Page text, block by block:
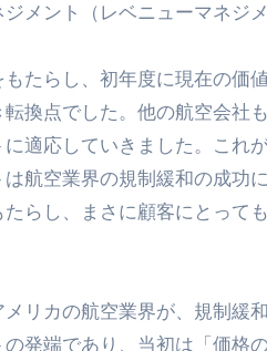
メント（レベニューマネジ
たらし、初年度に現在の
換点でした。他の航空会
適応していきました。これ
航空業界の規制緩和の成
らし、まさに顧客にとって
リカの航空業界が、規制緩
発端であり、当初は「価格